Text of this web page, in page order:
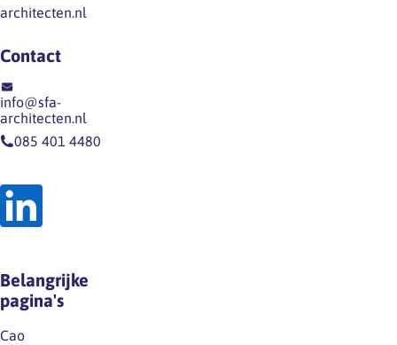
architecten.nl
Contact
info@sfa-
architecten.nl
085 401 4480
Belangrijke
pagina's
Cao